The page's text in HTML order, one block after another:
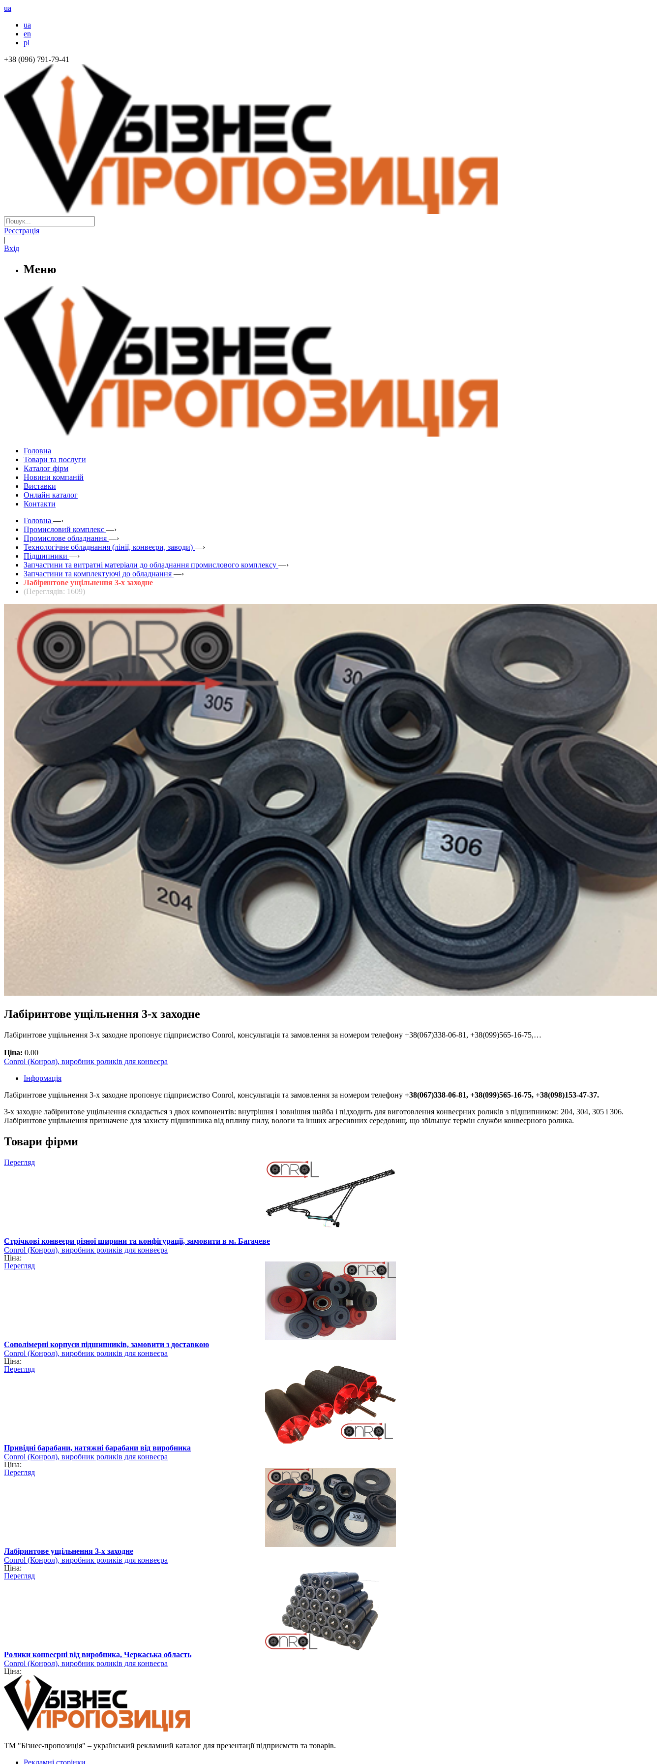
ua
ua
en
pl
+38 (096) 791-79-41
Реєстрація
|
Вхід
Меню
Головна
Товари та послуги
Каталог фірм
Новини компаній
Виставки
Онлайн каталог
Контакти
Головна —›
Промисловий комплекс —›
Промислове обладнання —›
Технологічне обладнання (лінії, конвеєри, заводи) —›
Підшипники —›
Запчастини та витратні матеріали до обладнання промислового комплексу —›
Запчастини та комплектуючі до обладнання —›
Лабіринтове ущільнення 3-х заходне
(Переглядів: 1609)
Лабіринтове ущільнення 3-х заходне
Лабіринтове ущільнення 3-х заходне пропонує підприємство Conrol, консультація та замовлення за номером телефону +38(067)338-06-81, +38(099)565-16-75,…
Ціна: 0.00
Conrol (Конрол), виробник роликів для конвеєра
Інформація
Лабіринтове ущільнення 3-х заходне пропонує підприємство Conrol, консультація та замовлення за номером телефону +38(067)338-06-81, +38(099)565-16-75, +38(098)153-47-37.
3-х заходнe лабіринтове ущільнення складається з двох компонентів: внутрішня і зовнішня шайба і підходить для виготовлення конвеєрних роликів з підшипником: 204, 304, 305 і 306.
Лабіринтове ущільнення призначене для захисту підшипника від впливу пилу, вологи та інших агресивних середовищ, що збільшує термін служби конвеєрного ролика.
Товари фірми
Перегляд
Стрічкові конвеєри різної ширини та конфігурації, замовити в м. Багачеве
Conrol (Конрол), виробник роликів для конвеєра
Ціна:
Перегляд
Сополімерні корпуси підшипників, замовити з доставкою
Conrol (Конрол), виробник роликів для конвеєра
Ціна:
Перегляд
Привідні барабани, натяжні барабани від виробника
Conrol (Конрол), виробник роликів для конвеєра
Ціна:
Перегляд
Лабіринтове ущільнення 3-х заходне
Conrol (Конрол), виробник роликів для конвеєра
Ціна:
Перегляд
Ролики конвеєрні від виробника, Черкаська область
Conrol (Конрол), виробник роликів для конвеєра
Ціна:
ТМ "Бізнес-пропозиція" – український рекламний каталог для презентації підприємств та товарів.